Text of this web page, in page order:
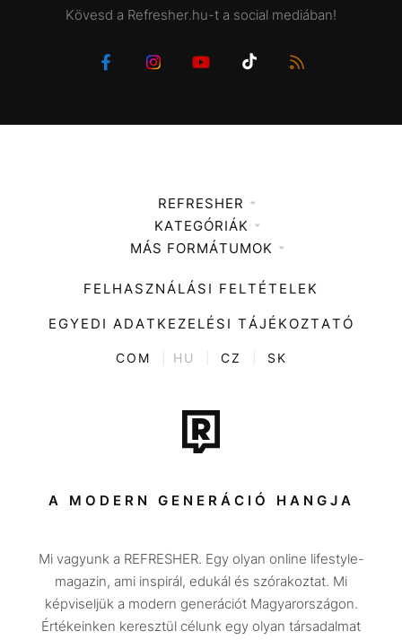
Kövesd a Refresher.hu-t a social mediában!
REFRESHER
Médiaajánlat
KATEGÓRIÁK
Zene
Divat
Kultúra
ENTR
Tech-Tudomány
Sport
Társadalom
Utazás
Életmód
Design
MÁS FORMÁTUMOK
FELHASZNÁLÁSI FELTÉTELEK
EGYEDI ADATKEZELÉSI TÁJÉKOZTATÓ
COM HU CZ SK
A MODERN GENERÁCIÓ HANGJA
Mi vagyunk a REFRESHER. Egy olyan online lifestyle-
magazin, ami inspirál, edukál és szórakoztat. Mi
képviseljük a modern generációt Magyarországon.
Értékeinken keresztül célunk egy olyan társadalmat